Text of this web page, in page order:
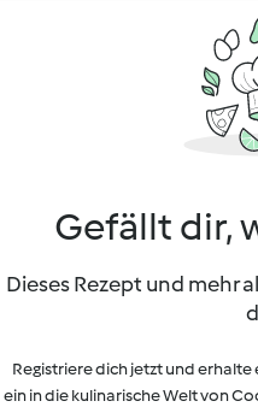
Gefällt dir,
Dieses Rezept und mehr
Registriere dich jetzt und erhalte
ein in die kulinarische Welt von